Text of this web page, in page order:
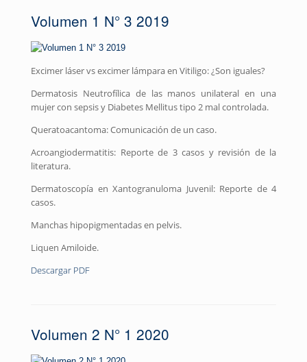
Volumen 1 N° 3 2019
Excimer láser vs excimer lámpara en Vitiligo: ¿Son iguales?
Dermatosis Neutrofílica de las manos unilateral en una
mujer con sepsis y Diabetes Mellitus tipo 2 mal controlada.
Queratoacantoma: Comunicación de un caso.
Acroangiodermatitis: Reporte de 3 casos y revisión de la
literatura.
Dermatoscopía en Xantogranuloma Juvenil: Reporte de 4
casos.
Manchas hipopigmentadas en pelvis.
Liquen Amiloide.
Descargar PDF
Volumen 2 N° 1 2020